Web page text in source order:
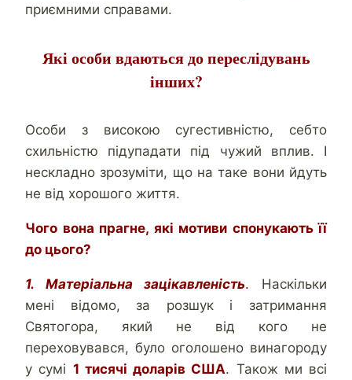
приємними справами.
Які особи вдаються до переслідувань
інших?
Особи з високою сугестивністю, себто
схильністю підупадати під чужий вплив. І
нескладно зрозуміти, що на таке вони йдуть
не від хорошого життя.
Чого вона прагне, які мотиви спонукають її
до цього?
1. Матеріальна зацікавленість. Наскільки
мені відомо, за розшук і затримання
Святогора, який не від кого не
переховувався, було оголошено винагороду
у сумі 1 тисячі доларів США. Також ми всі